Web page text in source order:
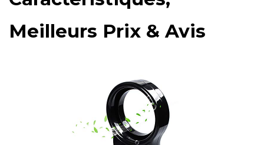
Meilleurs Prix & Avis